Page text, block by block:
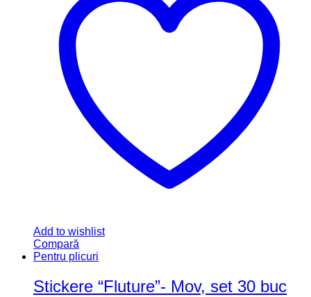
Add to wishlist
Compară
Pentru plicuri
Stickere “Fluture”- Mov, set 30 buc